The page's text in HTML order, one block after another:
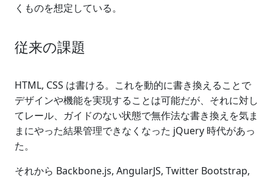
くものを想定している。
従来の課題
HTML, CSS は書ける。これを動的に書き換えることで
デザインや機能を実現することは可能だが、それに対し
てレール、ガイドのない状態で無作法な書き換えを気ま
まにやった結果管理できなくなった jQuery 時代があっ
た。
それから Backbone.js, AngularJS, Twitter Bootstrap,